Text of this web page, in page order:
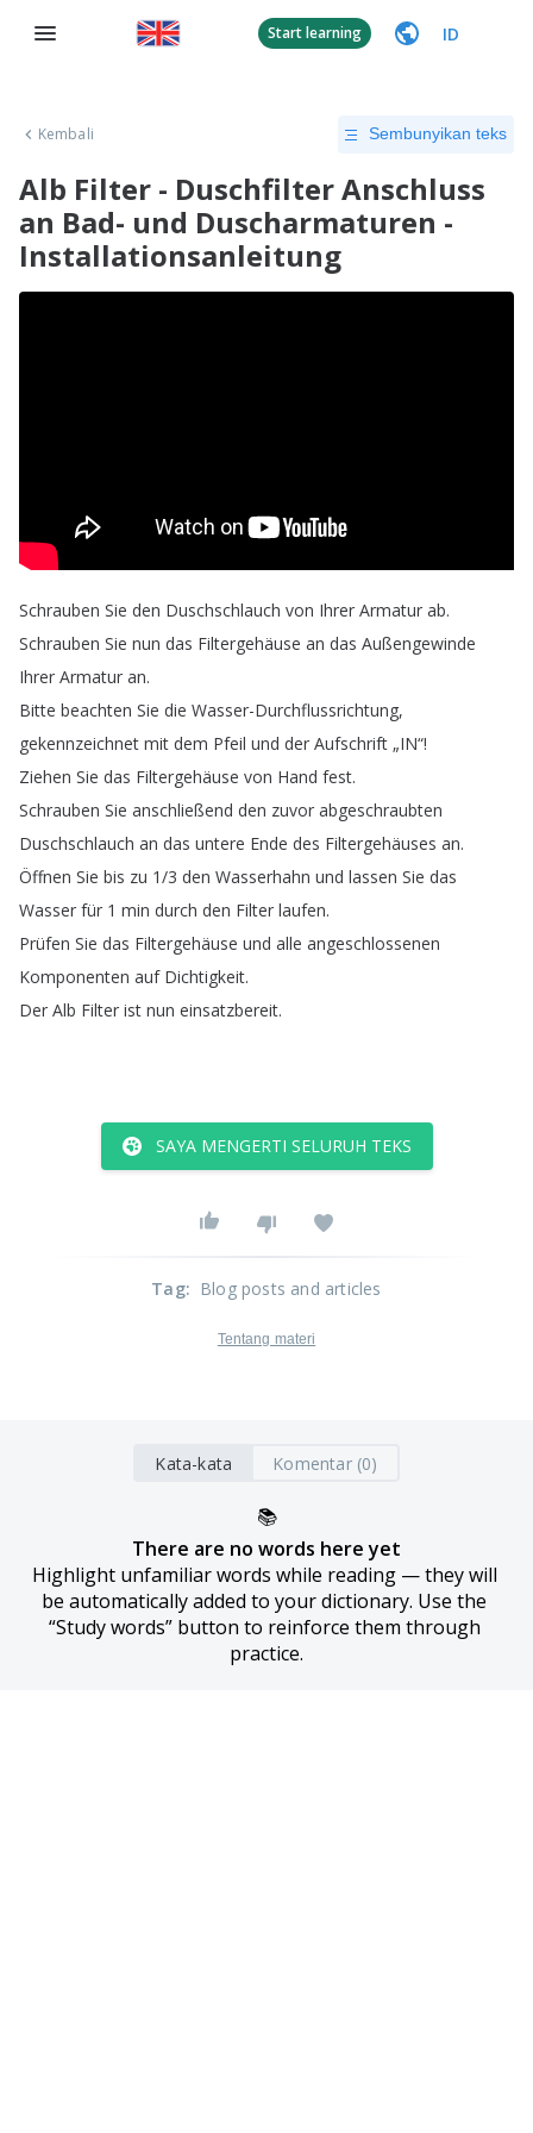
Start learning ID
Kembali Sembunyikan teks
Alb Filter - Duschfilter Anschluss
an Bad- und Duscharmaturen -
Installationsanleitung
Schrauben Sie den Duschschlauch von Ihrer Armatur ab.
Schrauben Sie nun das Filtergehäuse an das Außengewinde
Ihrer Armatur an.
Bitte beachten Sie die Wasser-Durchflussrichtung,
gekennzeichnet mit dem Pfeil und der Aufschrift „IN“!
Ziehen Sie das Filtergehäuse von Hand fest.
Schrauben Sie anschließend den zuvor abgeschraubten
Duschschlauch an das untere Ende des Filtergehäuses an.
Öffnen Sie bis zu 1/3 den Wasserhahn und lassen Sie das
Wasser für 1 min durch den Filter laufen.
Prüfen Sie das Filtergehäuse und alle angeschlossenen
Komponenten auf Dichtigkeit.
Der Alb Filter ist nun einsatzbereit.
SAYA MENGERTI SELURUH TEKS
Tag: Blog posts and articles
Tentang materi
Kata-kata Komentar (0)
📚
There are no words here yet
Highlight unfamiliar words while reading — they will
be automatically added to your dictionary. Use the
“Study words” button to reinforce them through
practice.